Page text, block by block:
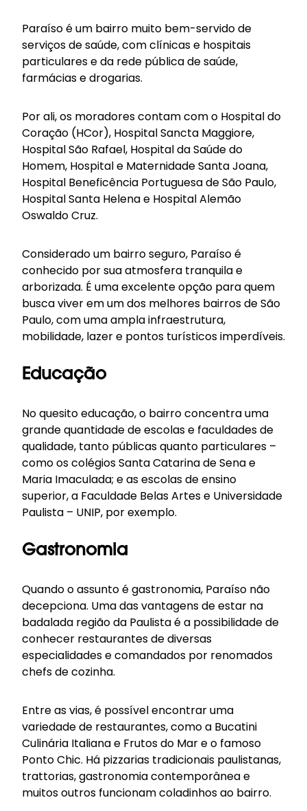
Paraíso é um bairro muito bem-servido de
serviços de saúde, com clínicas e hospitais
particulares e da rede pública de saúde,
farmácias e drogarias.
Por ali, os moradores contam com o Hospital do
Coração (HCor), Hospital Sancta Maggiore,
Hospital São Rafael, Hospital da Saúde do
Homem, Hospital e Maternidade Santa Joana,
Hospital Beneficência Portuguesa de São Paulo,
Hospital Santa Helena e Hospital Alemão
Oswaldo Cruz.
Considerado um bairro seguro, Paraíso é
conhecido por sua atmosfera tranquila e
arborizada. É uma excelente opção para quem
busca viver em um dos melhores bairros de São
Paulo, com uma ampla infraestrutura,
mobilidade, lazer e pontos turísticos imperdíveis.
Educação
No quesito educação, o bairro concentra uma
grande quantidade de escolas e faculdades de
qualidade, tanto públicas quanto particulares –
como os colégios Santa Catarina de Sena e
Maria Imaculada; e as escolas de ensino
superior, a Faculdade Belas Artes e Universidade
Paulista – UNIP, por exemplo.
Gastronomia
Quando o assunto é gastronomia, Paraíso não
decepciona. Uma das vantagens de estar na
badalada região da Paulista é a possibilidade de
conhecer restaurantes de diversas
especialidades e comandados por renomados
chefs de cozinha.
Entre as vias, é possível encontrar uma
variedade de restaurantes, como a Bucatini
Culinária Italiana e Frutos do Mar e o famoso
Ponto Chic. Há pizzarias tradicionais paulistanas,
trattorias, gastronomia contemporânea e
muitos outros funcionam coladinhos ao bairro.